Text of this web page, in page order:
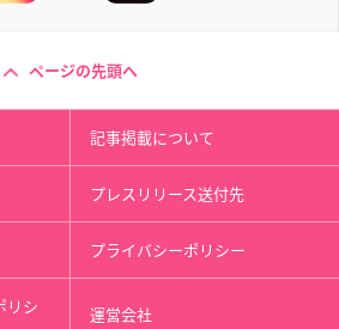
ページの先頭へ
記事掲載について
プレスリリース送付先
プライバシーポリシー
リシ 運営会社